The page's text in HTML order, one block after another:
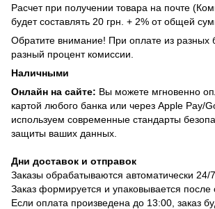
Расчет при получении товара на почте
будет составлять 20 грн. + 2% от общей
Обратите внимание! При оплате из разных
разный процент комиссии.
Наличными
Онлайн на сайте: Вы можете мгновенно
картой любого банка или через Apple Pay/
используем современные стандарты
защиты ваших данных.
Дни доставок и отправок
Заказы обрабатываются автоматически 24/
Заказ формируется и упаковывается после
Если оплата произведена до 13:00, заказ